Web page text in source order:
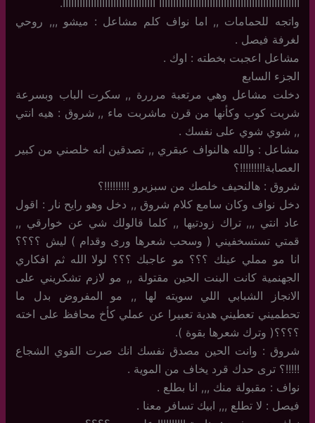
واتجه للحمامات ,, اما نواف كلم مشاعل : ميشو ,,, روحي
لغرفة فيصل .
مشاعل اعجبت بخطته : اوك .
الجزء السابع
دخلت مشاعل وهي مرتعبة مرررة ,, سكرت الباب وبسرعة
شربت كوب وكأنها من قرن ماشربت ماء ,, شروق : هيه انتي
,, شوي شوي على نفسك .
مشاعل : والله هالنواف عبقري ,, تصدقين انه خلصني من كبير
العصابة!!!!!!!!!؟
شروق : هالنحيف خلصك من سبزيرو !!!!!!!!!؟
دخل نواف وكان سامع كلام شروق ,, دخل وهو رايح نار : اقول
عاد انتي ,,, تراك زودتيها ,, كلما قالولك شي عن خوارقي ,,
قمتي تستسخفيني ( وسحب شعرها ورى وقدام ) ليش ؟؟؟؟
انا مو مملي عينك ؟؟؟ مو عاجبك ؟؟؟ لولا الله ثم افكاري
الجهنمية كانت البنت الحين مقتولة ,, مو لازم تشكريني على
الانجاز الشبابي اللي سويته لها ,, مو المفروض بدل ما
تحطميني تعطيني هدية تعبيرا عن عملي كأخ محافظ على اخته
؟؟؟؟( وترك شعرها بقوة ).
شروق : وانت الحين مصدق نفسك انك صرت القوي الشجاع
!!!!!؟ ترى حدك قرد يخاف من الموية .
نواف : مقبولة منك ,,, انا بطلع .
فيصل : لا تطلع ,,, ابيك تسافر معنا .